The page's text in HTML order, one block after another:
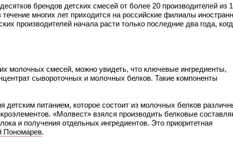
брендов детских смесей от более 20 производителей из
многих лет приходится на российские филиалы
производителей начала расти только последние два года,
молочных смесей, можно увидеть, что ключевые ингредиенты,
сывороточных и молочных белков. Такие компоненты
детским питанием, которое состоит из молочных белков
«Молвест» взялся производить белковые
и получения отдельных ингредиентов. Это приоритетная
Пономарев.